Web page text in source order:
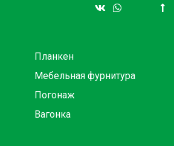
Планкен
Мебельная фурнитура
Погонаж
Вагонка